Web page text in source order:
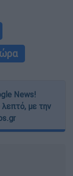
News!
λεπτό, με την